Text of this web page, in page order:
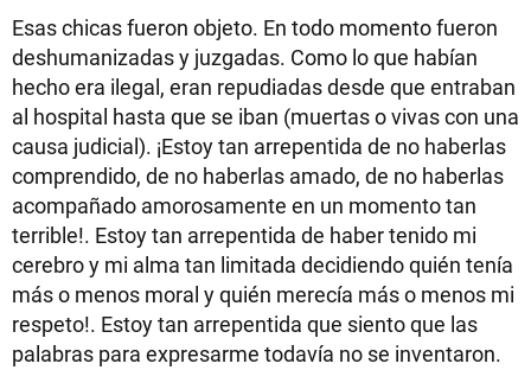
Esas chicas fueron objeto. En todo momento fueron
deshumanizadas y juzgadas. Como lo que habían
hecho era ilegal, eran repudiadas desde que entraban
al hospital hasta que se iban (muertas o vivas con una
causa judicial). ¡Estoy tan arrepentida de no haberlas
comprendido, de no haberlas amado, de no haberlas
acompañado amorosamente en un momento tan
terrible!. Estoy tan arrepentida de haber tenido mi
cerebro y mi alma tan limitada decidiendo quién tenía
más o menos moral y quién merecía más o menos mi
respeto!. Estoy tan arrepentida que siento que las
palabras para expresarme todavía no se inventaron.